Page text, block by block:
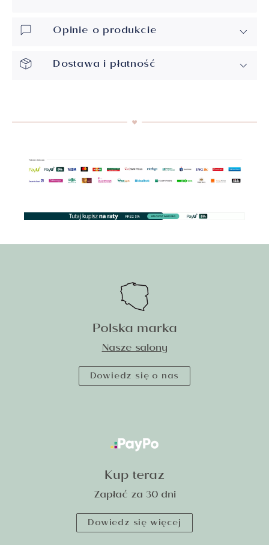
Opinie o produkcie
Dostawa i płatność
Polska marka
Nasze salony
Dowiedz się o nas
Kup teraz
Zapłać za 30 dni
Dowiedz się więcej